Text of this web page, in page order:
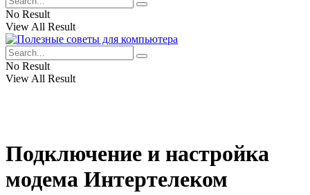
No Result
View All Result
No Result
View All Result
Подключение и настройка
модема Интертелеком